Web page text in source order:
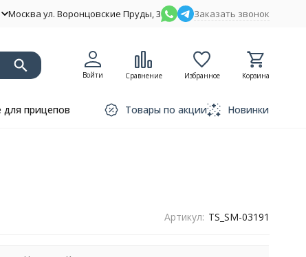
Москва ул. Воронцовские Пруды, 3 Заказать звонок
Войти Сравнение Избранное Корзина
прицепов Товары по акции Новинки
Артикул: TS_SM-03191